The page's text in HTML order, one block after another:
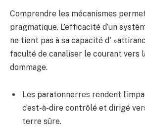
Comprendre les mécanismes
pragmatique. L’efficacité d’un
ne tient pas à sa capacité d'
faculté de canaliser le courant vers
dommage.
Les paratonnerres rendent
c’est-à-dire contrôlé et dirigé
terre sûre.